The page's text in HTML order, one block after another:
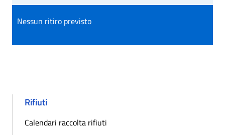
Nessun ritiro previsto
Rifiuti
Calendari raccolta rifiuti